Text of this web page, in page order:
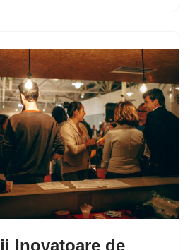
Inovatoare de